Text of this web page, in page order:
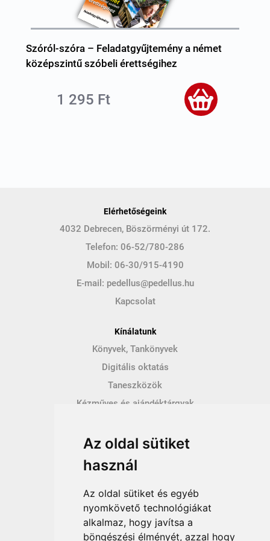
Az oldal sütiket
használ
Az oldal sütiket és egyéb
nyomkövető technológiákat
alkalmaz, hogy javítsa a
böngészési élményét, azzal hogy
9–12. osztály
feladatgyűjtemény
Szóról-szóra – Feladatgyűjtemény a német
középszintű szóbeli érettségihez
1 295 Ft
Elérhetőségeink
4032 Debrecen, Böszörményi út 172.
Telefon: 06-52/780-286
Mobil: 06-30/915-4190
E-mail: pedellus@pedellus.hu
Kapcsolat
Kínálatunk
Könyvek, Tankönyvek
Digitális oktatás
Taneszközök
Kézműves és ajándéktárgyak
Így vásárolhatsz
Vásárlás menete
Vásárlási feltételek
Fizetési feltételek
Szállítási feltételek